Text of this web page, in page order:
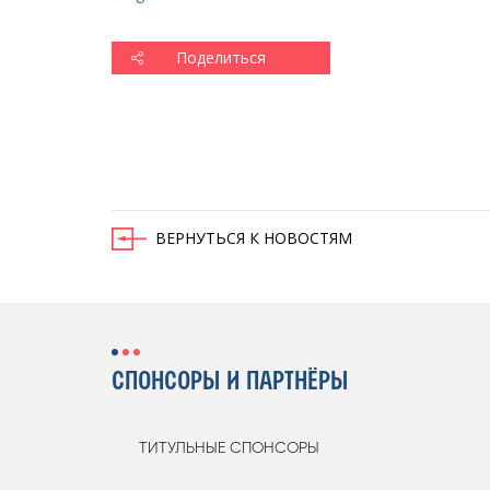
Поделиться
ВЕРНУТЬСЯ К НОВОСТЯМ
СПОНСОРЫ И ПАРТНЁРЫ
ТИТУЛЬНЫЕ СПОНСОРЫ